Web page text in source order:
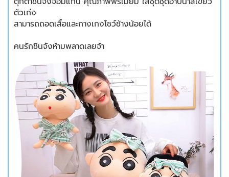
ตัวเก่ง
สามารถถอดเสื้อและกางเกงโชว์ช้างน้อยได้
คนรักชินจังห้ามพลาดเลยจ้า